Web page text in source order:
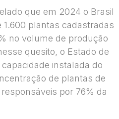
que em 2024 o Brasil
plantas cadastradas
no volume de produção
quesito, o Estado de
instalada do
de plantas de
por 76% da